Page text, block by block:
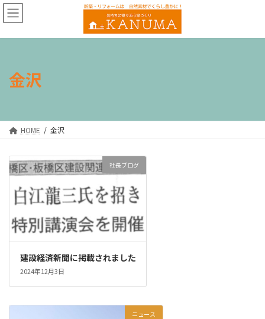
コ
ン
ン
ナ
ビ
ー
金沢
HOME 金沢
社長ブログ
建設経済新聞に掲載されました
2024年12月3日
ニュース